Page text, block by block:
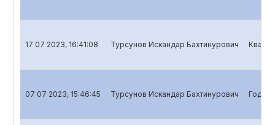
17 07 2023, 16:41:08 Турсунов Искандар Бахтинурович
07 07 2023, 15:46:45 Турсунов Искандар Бахтинурович